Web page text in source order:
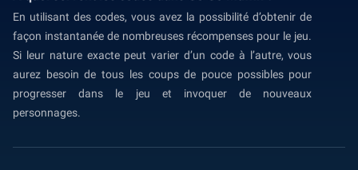
En utilisant des codes, vous avez la possibilité d’obtenir de
façon instantanée de nombreuses récompenses pour le jeu.
Si leur nature exacte peut varier d’un code à l’autre, vous
aurez besoin de tous les coups de pouce possibles pour
progresser dans le jeu et invoquer de nouveaux
personnages.